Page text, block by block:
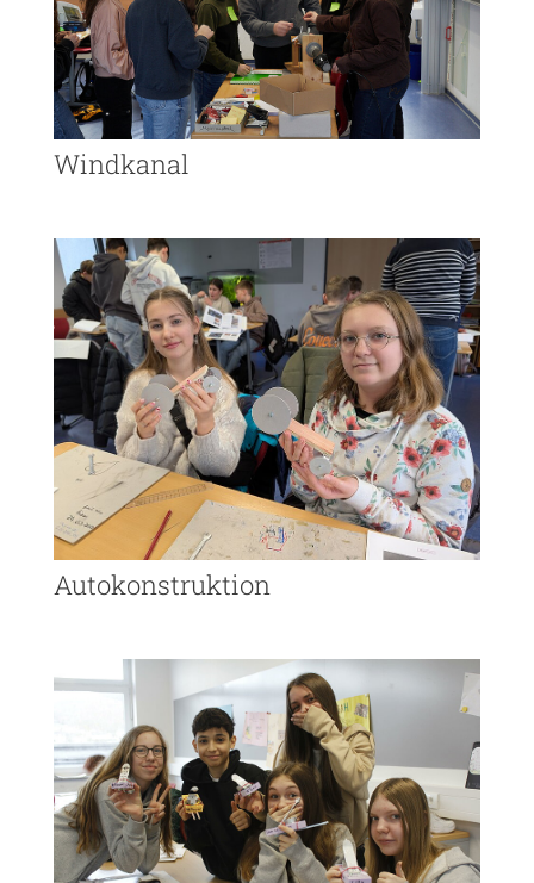
Windkanal
Autokonstruktion